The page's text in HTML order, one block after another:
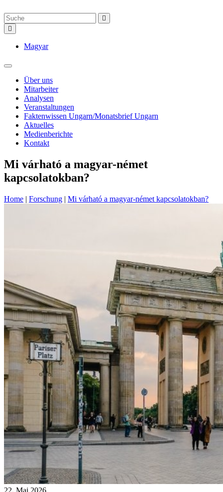
Magyar
Über uns
Mitarbeiter
Analysen
Veranstaltungen
Faktenwissen Ungarn/Monatsbrief Ungarn
Aktuelles
Medienberichte
Kontakt
Mi várható a magyar-német
kapcsolatokban?
Home | Forschung | Mi várható a magyar-német kapcsolatokban?
22. Mai 2026